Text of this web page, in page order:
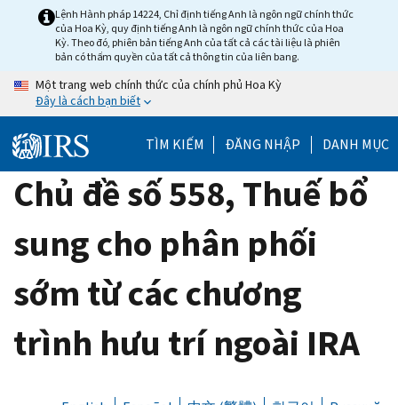
Lệnh Hành pháp 14224, Chỉ định tiếng Anh là ngôn ngữ chính thức
của Hoa Kỳ, quy định tiếng Anh là ngôn ngữ chính thức của Hoa
Kỳ. Theo đó, phiên bản tiếng Anh của tất cả các tài liệu là phiên
bản có thẩm quyền của tất cả thông tin của liên bang.
Một trang web chính thức của chính phủ Hoa Kỳ
Đây là cách bạn biết
TÌM KIẾM ĐĂNG NHẬP DANH MỤC
Chủ đề số 558, Thuế bổ
sung cho phân phối
sớm từ các chương
trình hưu trí ngoài IRA